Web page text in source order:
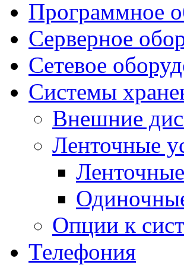
Программное
Серверное
Сетевое
Системы
Внешние
Ленточные
Опции к
Телефония